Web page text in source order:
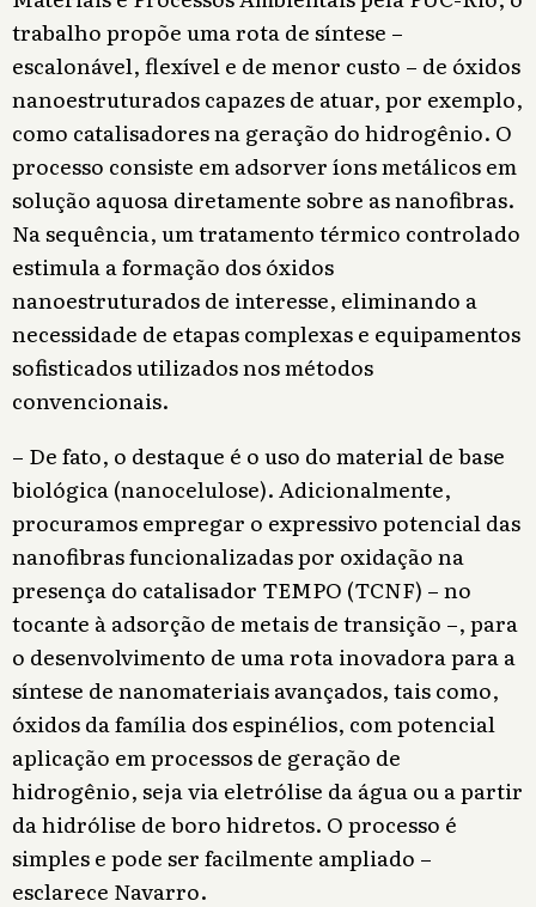
trabalho propõe uma rota de síntese –
escalonável, flexível e de menor custo – de óxidos
nanoestruturados capazes de atuar, por exemplo,
como catalisadores na geração do hidrogênio. O
processo consiste em adsorver íons metálicos em
solução aquosa diretamente sobre as nanofibras.
Na sequência, um tratamento térmico controlado
estimula a formação dos óxidos
nanoestruturados de interesse, eliminando a
necessidade de etapas complexas e equipamentos
sofisticados utilizados nos métodos
convencionais.
– De fato, o destaque é o uso do material de base
biológica (nanocelulose). Adicionalmente,
procuramos empregar o expressivo potencial das
nanofibras funcionalizadas por oxidação na
presença do catalisador TEMPO (TCNF) – no
tocante à adsorção de metais de transição –, para
o desenvolvimento de uma rota inovadora para a
síntese de nanomateriais avançados, tais como,
óxidos da família dos espinélios, com potencial
aplicação em processos de geração de
hidrogênio, seja via eletrólise da água ou a partir
da hidrólise de boro hidretos. O processo é
simples e pode ser facilmente ampliado –
esclarece Navarro.